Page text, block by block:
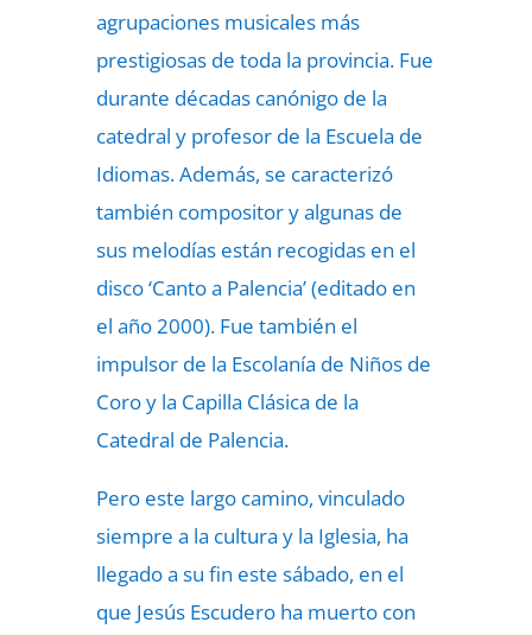
agrupaciones musicales más
prestigiosas de toda la provincia. Fue
durante décadas canónigo de la
catedral y profesor de la Escuela de
Idiomas. Además, se caracterizó
también compositor y algunas de
sus melodías están recogidas en el
disco ‘Canto a Palencia’ (editado en
el año 2000). Fue también el
impulsor de la Escolanía de Niños de
Coro y la Capilla Clásica de la
Catedral de Palencia.
Pero este largo camino, vinculado
siempre a la cultura y la Iglesia, ha
llegado a su fin este sábado, en el
que Jesús Escudero ha muerto con